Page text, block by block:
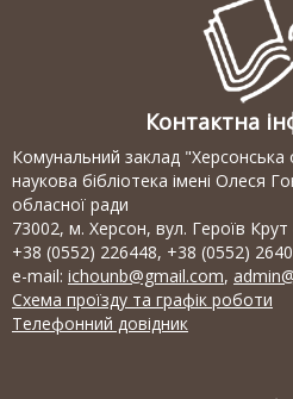
Контактна
Комунальний заклад "Херсонська
наукова бібліотека імені Олеся
обласної ради
73002, м. Херсон, вул. Героїв
+38 (0552) 226448, +38 (0552)
e-mail: ichounb@gmail.com,
Схема проїзду та графік роботи
Телефонний довідник